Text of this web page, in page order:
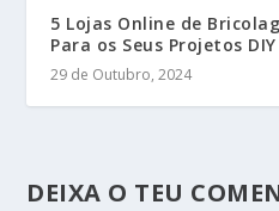
5 Lojas Online de
Para os Seus Projetos DIY
29 de Outubro, 2024
DEIXA O TEU